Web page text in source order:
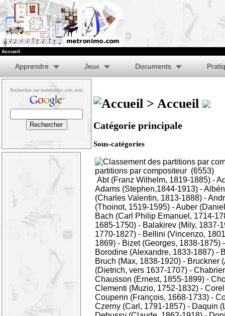
Accueil
Apprendre Jeux Documents
Rechercher sur metronimo.com avec
> Accueil
Catégorie principale
Sous-catégories
partitions par compositeur (6553)
Abt (Franz Wilhelm, 1819-1885) -
Adams (Stephen,1844-1913) -
(Charles Valentin, 1813-1888) -
(Thoinot, 1519-1595) -Auber
Bach (Carl Philip Emanuel, 1714-
1685-1750) - Balakirev (Mily, 1837-
1770-1827) - Bellini (Vincenzo,
1869) - Bizet (Georges, 1838-1875)
Borodine (Alexandre, 1833-1887) -
Bruch (Max, 1838-1920) - Bruckner
(Dietrich, vers 1637-1707) -
Chausson (Ernest, 1855-1899) -
Clementi (Muzio, 1752-1832) -
Couperin (François, 1668-1733) -
Czerny (Carl, 1791-1857) - Daquin